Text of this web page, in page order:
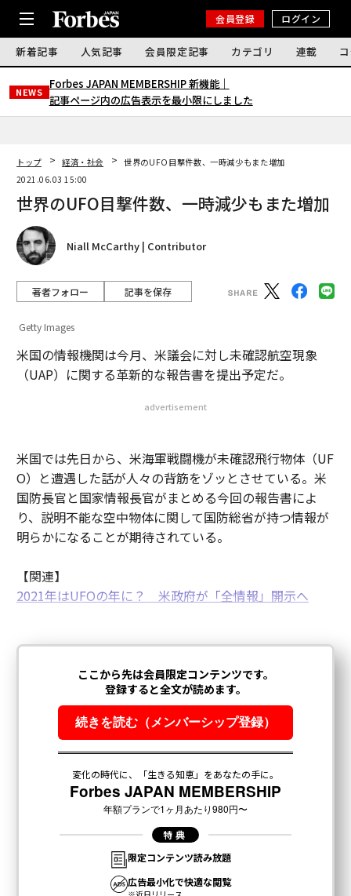
会員登録 ログイン
新着記事 人気記事 会員限定記事 カテゴリ 連載
NEWS
Forbes JAPAN MEMBERSHIP 新機能｜
記事ページ内の広告表示を最小限にしました
トップ 経済・社会
世界のUFO目撃件数、一時減少もまた増加
2021.06.03 15:00
世界のUFO目撃件数、一時減少もまた増加
Niall McCarthy | Contributor
著者フォロー 記事を保存
Getty Images
米国の情報機関は今月、米議会に対し未確認航空現象
（UAP）に関する革新的な報告書を提出予定だ。
advertisement
米国では先日から、米海軍戦闘機が未確認飛行物体（UF
O）と遭遇した話が人々の背筋をゾッとさせている。米
国防長官と国家情報長官がまとめる今回の報告書によ
り、説明不能な空中物体に関して国防総省が持つ情報が
明らかになることが期待されている。
【関連】
2021年はUFOの年に？ 米政府が「全情報」開示へ